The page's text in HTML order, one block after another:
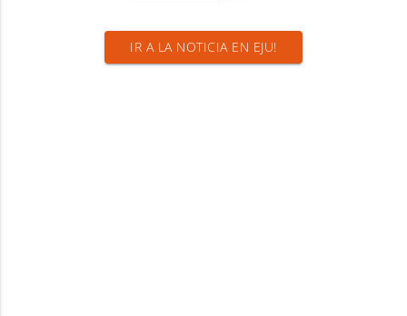
IR A LA NOTICIA EN EJU!